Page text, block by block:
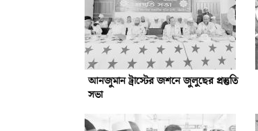
আনজুমান ট্রাস্টের জশনে জুলুছের প্রস্তুতি
সভা